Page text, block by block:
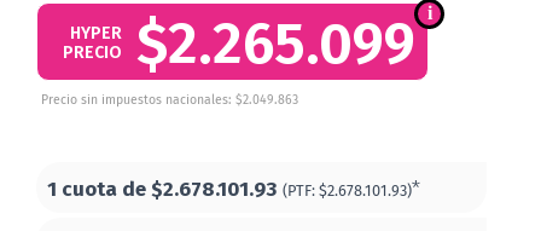
$2.265.099
HYPER
PRECIO
Precio sin impuestos nacionales: $2.049.863
1 cuota de$2.678.101.93 (PTF: $2.678.101.93)*